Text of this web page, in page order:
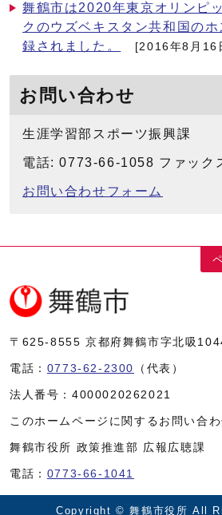
舞鶴市は2020年東京オリンピ
クのウズベキスタン共和国の
録されました。
[2016年8月16
お問い合わせ
生涯学習部スポーツ振興課
電話: 0773-66-1058 ファック
お問い合わせフォーム
〒625-8555 京都府舞鶴市字北吸
電話： 0773-62-2300 （代表）
法人番号： 4000020262021
このホームページに関するお問い合
舞鶴市役所 政策推進部 広報広聴課
電話： 0773-66-1041
Copyright © 舞鶴市役所 All